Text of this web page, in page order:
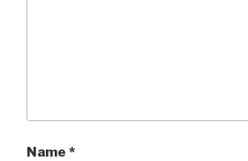
Name *